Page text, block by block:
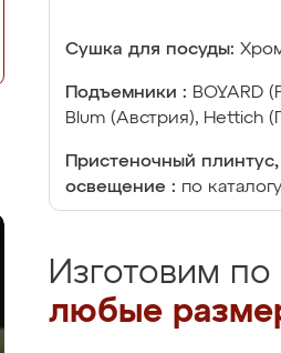
Сушка для посуды:
Подъемники : BOYARD
Blum (Австрия), Hettich
Пристеночный
освещение : по каталогу
Изготовим
любые